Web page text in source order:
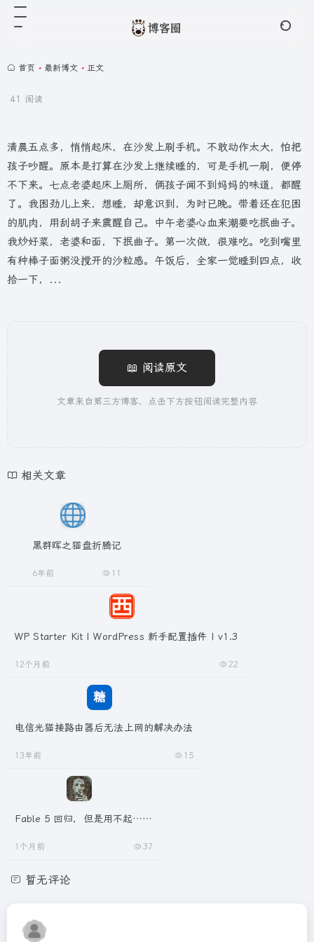
首页 • 最新博文 • 正文
41 阅读
清晨五点多，悄悄起床，在沙发上刷手机。不敢动作太大，怕把
孩子吵醒。原本是打算在沙发上继续睡的，可是手机一刷，便停
不下来。七点老婆起床上厕所，俩孩子闻不到妈妈的味道，都醒
了。我困劲儿上来，想睡，却意识到，为时已晚。带着还在犯困
的肌肉，用刮胡子来震醒自己。中午老婆心血来潮要吃抿曲子。
我炒好菜，老婆和面，下抿曲子。第一次做，很难吃。吃到嘴里
有种棒子面粥没搅开的沙粒感。午饭后，全家一觉睡到四点，收
拾一下，...
📖 阅读原文
文章来自第三方博客，点击下方按钮阅读完整内容
相关文章
黑群晖之猫盘折腾记
6年前 11
WP Starter Kit | WordPress 新手配置插件 | v1.3
12个月前 22
电信光猫接路由器后无法上网的解决办法
13年前 15
Fable 5 回归，但是用不起……
1个月前 37
暂无评论